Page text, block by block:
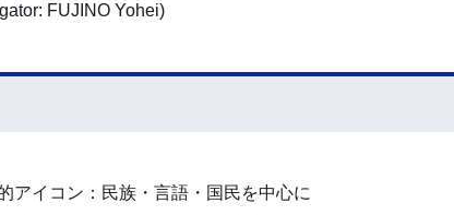
FUJINO Yohei)
アイコン：民族・言語・国民を中心に